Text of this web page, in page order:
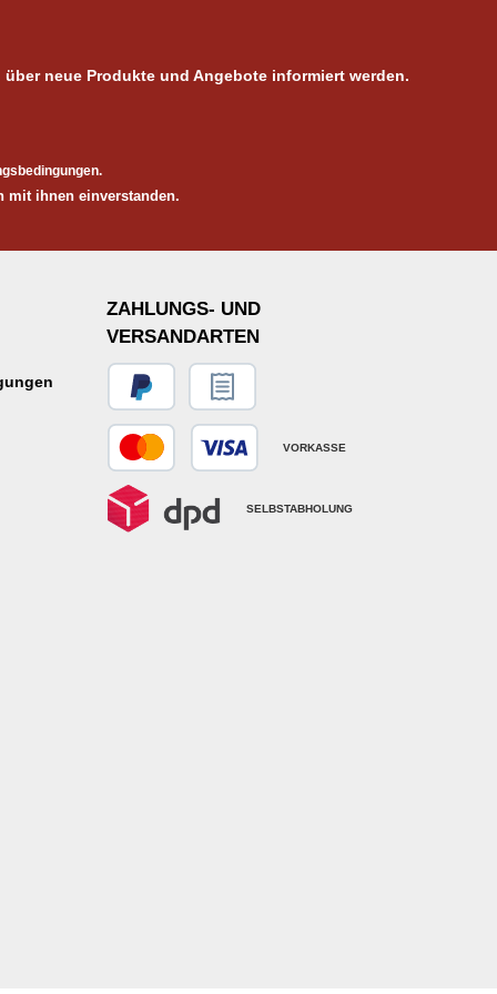
neue Produkte und Angebote informiert werden.
mit ihnen einverstanden.
ZAHLUNGS- UND
VERSANDARTEN
VORKASSE
SELBSTABHOLUNG